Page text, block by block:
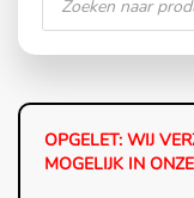
OPGELET: WIJ
MOGELIJK IN